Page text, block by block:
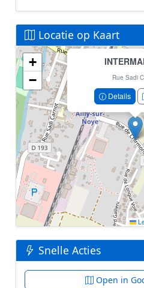
Locatie op Kaart
Geen locatiegegevens beschikbaar
Dit station heeft geen GPS coördinaten in de
Rue Sadi
Details
+
−
Snelle Acties
Open in